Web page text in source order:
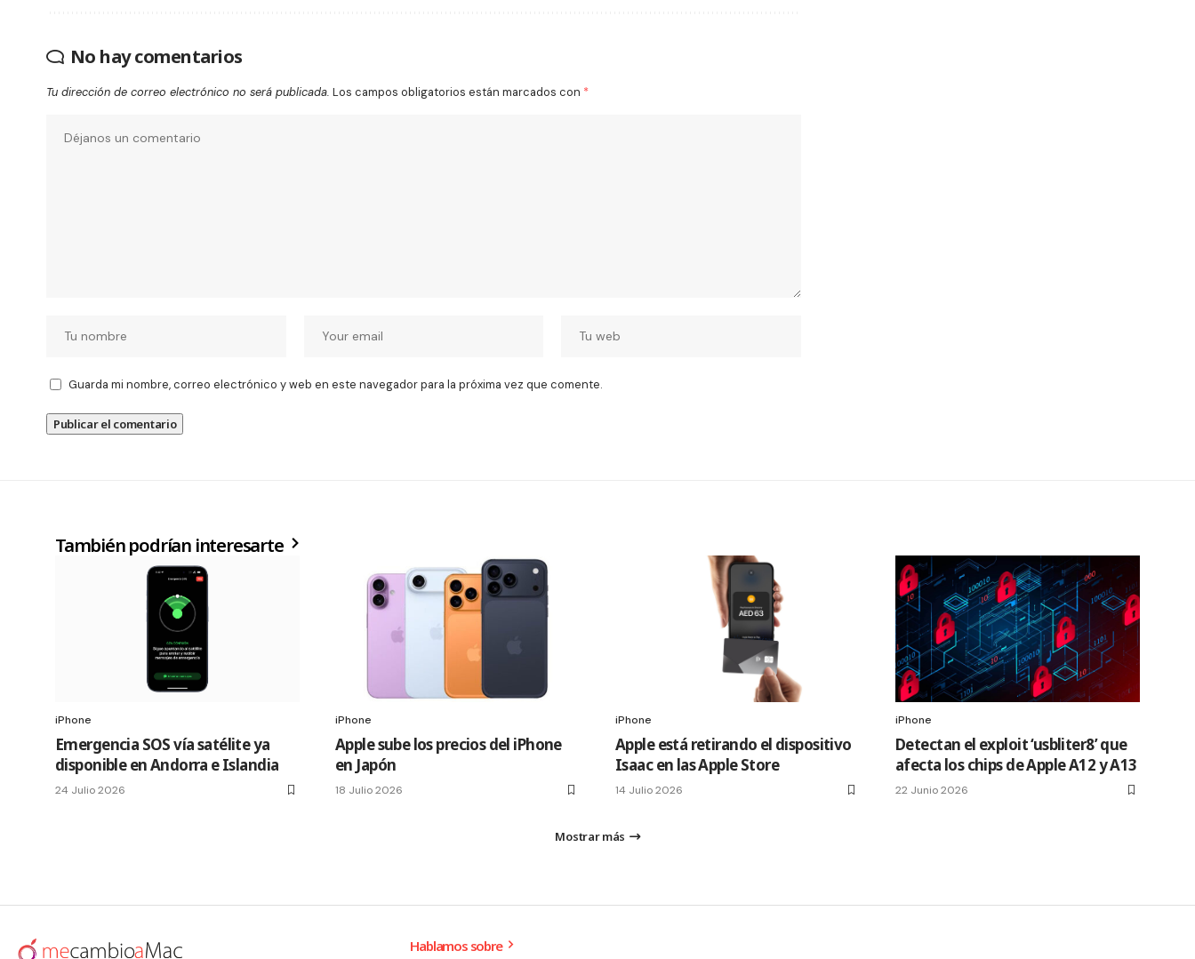
No hay comentarios
Tu dirección de correo electrónico no será publicada. Los campos obligatorios están marcados con *
Guarda mi nombre, correo electrónico y web en este navegador para la próxima vez que comente.
También podrían interesarte
iPhone
Emergencia SOS vía satélite ya
disponible en Andorra e Islandia
24 Julio 2026
iPhone
Apple sube los precios del iPhone
en Japón
18 Julio 2026
iPhone
Apple está retirando el dispositivo
Isaac en las Apple Store
14 Julio 2026
iPhone
Detectan el exploit ‘usbliter8’ que
afecta los chips de Apple A12 y A13
22 Junio 2026
Mostrar más
Hablamos sobre